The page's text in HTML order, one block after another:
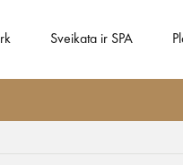
Sveikata ir SPA